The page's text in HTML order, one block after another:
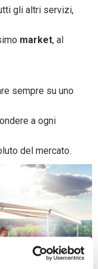
gli altri servizi,
market, al
sempre su uno
a ogni
del mercato.